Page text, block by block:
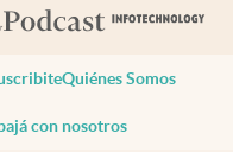
Quiénes Somos
con nosotros